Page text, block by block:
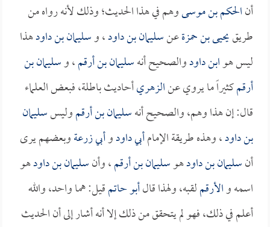
أنالحكم بن موسىوهم في هذا الحديث؛ وذلك لأنه رواه من
طريقيحيى بن حمزةعنسليمان بن داود، وسليمان بن داودهذا
ليس هوابن داودوالصحيح أنهسليمان بن أرقم، وسليمان بن
أرقمكثيراً ما يروي عنالزهريأحاديث باطلة، فبعض العلماء
قال: إن هذا وهم، والصحيح أنهسليمان بن أرقموليسسليمان
بن داود، وهذه طريقة الإمامأبي داودوأبي زرعةوبعضهم يرى
أنسليمان بن داودهوسليمان بن أرقم، وأنسليمان بن داودهو
اسمه والأرقملقبه، ولهذا قالأبو حاتمقيل: هما واحد، والله
أعلم في ذلك، فهو لم يتحقق من ذلك إلا أنه أشار إلى أن الحديث